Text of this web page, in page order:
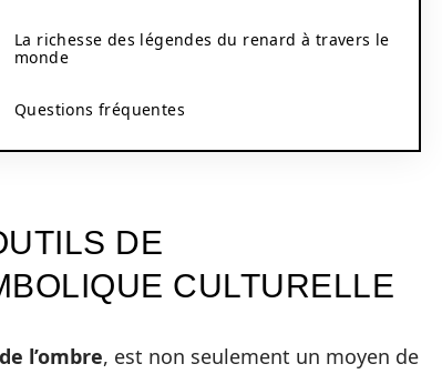
La richesse des légendes du renard à travers le
monde
Questions fréquentes
DE
CULTURELLE
l’ombre, est non seulement un moyen de